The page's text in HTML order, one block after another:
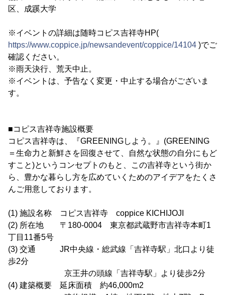
区、成蹊大学
※イベントの詳細は随時コピス吉祥寺HP(
https://www.coppice.jp/newsandevent/coppice/14104 )でご
確認ください。
※雨天決行、荒天中止。
※イベントは、予告なく変更・中止する場合がございま
す。
■コピス吉祥寺施設概要
コピス吉祥寺は、『GREENINGしよう。』(GREENING
＝生命力と新鮮さを回復させて、自然な状態の自分にもど
すこと)というコンセプトのもと、この吉祥寺という街か
ら、豊かな暮らし方を広めていくためのアイデアをたくさ
んご用意しております。
(1) 施設名称 コピス吉祥寺 coppice KICHIJOJI
(2) 所在地 〒180-0004 東京都武蔵野市吉祥寺本町1
丁目11番5号
(3) 交通 JR中央線・総武線「吉祥寺駅」北口より徒
歩2分
京王井の頭線「吉祥寺駅」より徒歩2分
(4) 建築概要 延床面積 約46,000m2